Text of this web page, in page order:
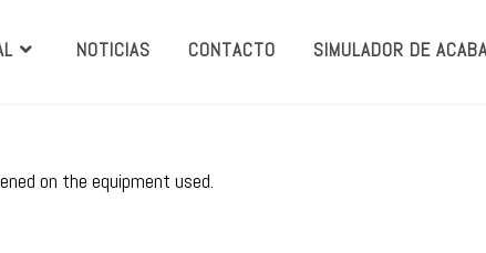
NOTICIAS CONTACTO SIMULADOR DE
on the equipment used.